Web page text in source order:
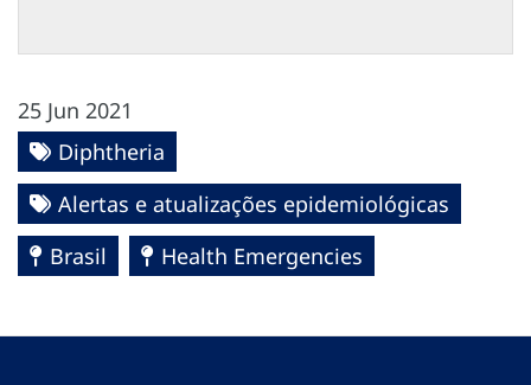
25 Jun 2021
Diphtheria
Alertas e atualizações epidemiológicas
Brasil
Health Emergencies